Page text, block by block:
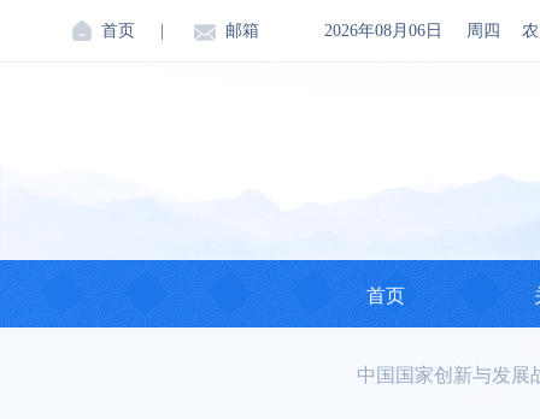
首页 邮箱 2026年08月06日 周四
首页
中国国家创新与发展